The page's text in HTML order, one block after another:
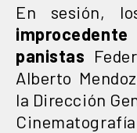
En sesión,
panistas
Alberto
la Dirección